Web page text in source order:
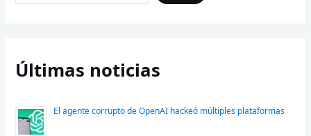
Últimas noticias
El agente corrupto de OpenAI hackeó múltiples plataformas